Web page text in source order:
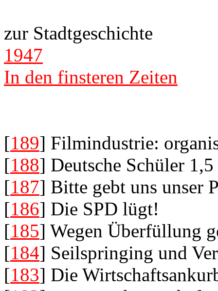
zur Stadtgeschichte
1947
In den finsteren Zeiten
[189] Filmindustrie:
[188] Deutsche Schüler
[187] Bitte gebt uns unser
[186] Die SPD lügt!
[185] Wegen Überfüllung
[184] Seilspringing und
[183] Die